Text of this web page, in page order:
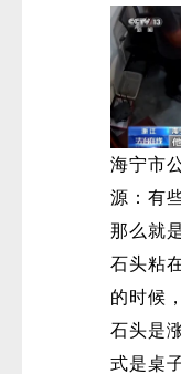
海宁市
源：有
那么就
石头粘
的时候
石头是
式是桌